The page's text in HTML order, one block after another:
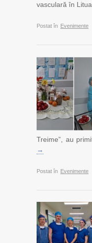
vasculară în
Postat în Evenimente
Treime”, au
→
Postat în Evenimente